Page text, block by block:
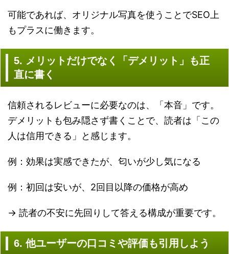
可能であれば、オリジナル写真を使うことでSEO上
もプラスに働きます。
5. メリットだけでなく「デメリット」も正
直に書く
信頼されるレビューに必要なのは、「本音」です。
デメリットも包み隠さず書くことで、読者は「この
人は信用できる」と感じます。
例：効果は実感できたが、匂いが少し気になる
例：初回は安いが、2回目以降の価格が高め
→ 読者の不安に先回りして答える構成が重要です。
6. 他ユーザーの口コミや評価も引用しよう